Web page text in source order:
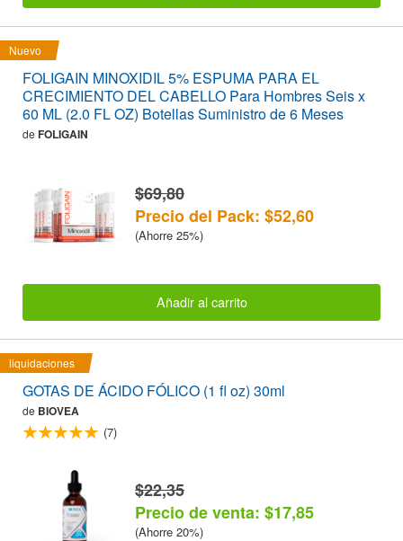
Nuevo
FOLIGAIN MINOXIDIL 5% ESPUMA PARA EL
CRECIMIENTO DEL CABELLO Para Hombres Seis x
60 ML (2.0 FL OZ) Botellas Suministro de 6 Meses
de FOLIGAIN
$69,80
Precio del Pack: $52,60
(Ahorre 25%)
Añadir al carrito
liquidaciones
GOTAS DE ÁCIDO FÓLICO (1 fl oz) 30ml
de BIOVEA
(7)
$22,35
Precio de venta: $17,85
(Ahorre 20%)